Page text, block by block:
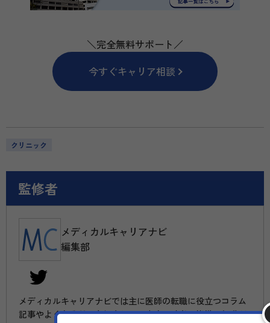
＼完全無料サポート／
今すぐキャリア相談
クリニック
監修者
メディカルキャリアナビ
編集部
メディカルキャリアナビでは主に医師の転職に役立つコラム
記事やよくある質問を紹介しています。読者の皆様の転職が